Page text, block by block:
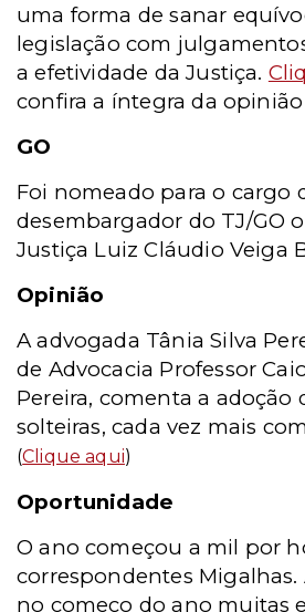
uma forma de sanar
legislação com
a efetividade da Justiça.
confira a íntegra da
GO
Foi nomeado para o cargo
desembargador do TJ/GO
Justiça Luiz Cláudio Veiga
Opinião
A advogada Tânia Silva
de Advocacia Professor
Pereira, comenta a adoção
solteiras, cada vez mais
(Clique aqui)
Oportunidade
O ano começou a mil por
correspondentes
no começo do ano muitas